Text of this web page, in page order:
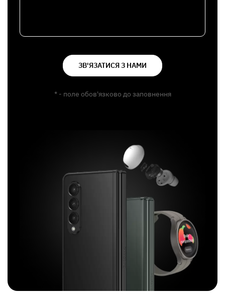
ЗВ'ЯЗАТИСЯ З НАМИ
* - поле обов'язково до заповнення